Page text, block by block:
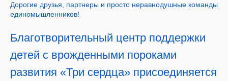
Дорогие друзья, партнеры и просто неравнодушные команды
единомышленников!
Благотворительный центр поддержки
детей с врожденными пороками
развития «Три сердца» присоединяется